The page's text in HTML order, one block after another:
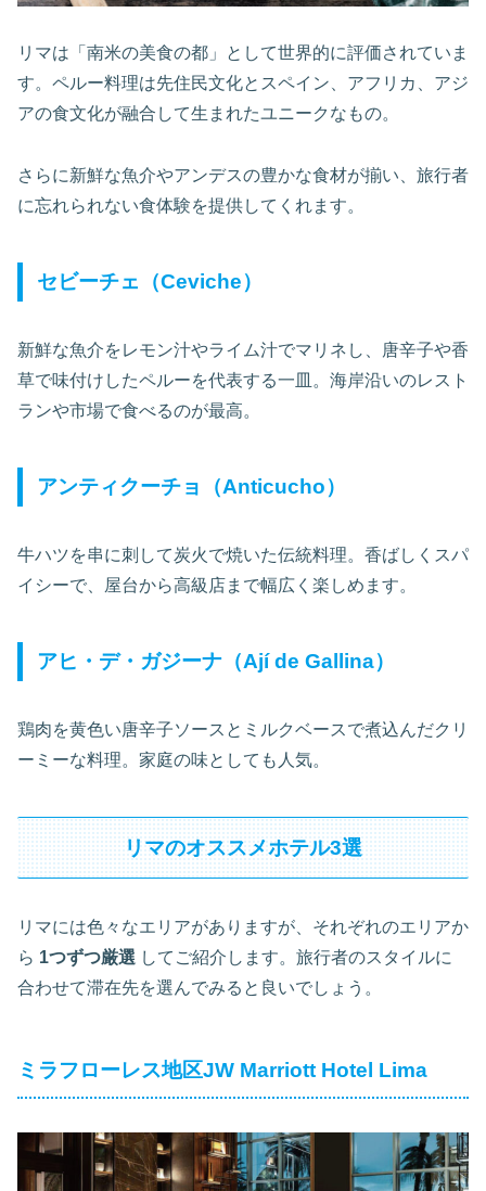
リマは「南米の美食の都」として世界的に評価されていま
す。ペルー料理は先住民文化とスペイン、アフリカ、アジ
アの食文化が融合して生まれたユニークなもの。
さらに新鮮な魚介やアンデスの豊かな食材が揃い、旅行者
に忘れられない食体験を提供してくれます。
セビーチェ（Ceviche）
新鮮な魚介をレモン汁やライム汁でマリネし、唐辛子や香
草で味付けしたペルーを代表する一皿。海岸沿いのレスト
ランや市場で食べるのが最高。
アンティクーチョ（Anticucho）
牛ハツを串に刺して炭火で焼いた伝統料理。香ばしくスパ
イシーで、屋台から高級店まで幅広く楽しめます。
アヒ・デ・ガジーナ（Ají de Gallina）
鶏肉を黄色い唐辛子ソースとミルクベースで煮込んだクリ
ーミーな料理。家庭の味としても人気。
リマのオススメホテル3選
リマには色々なエリアがありますが、それぞれのエリアか
ら 1つずつ厳選 してご紹介します。旅行者のスタイルに
合わせて滞在先を選んでみると良いでしょう。
ミラフローレス地区JW Marriott Hotel Lima